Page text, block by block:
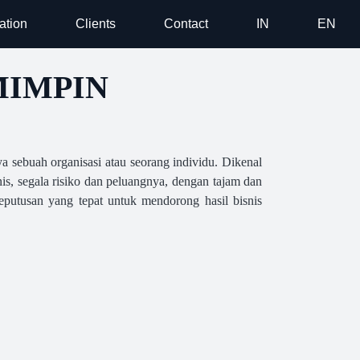
Clients Contact IN EN
sebuah organisasi atau seorang individu. Dikenal
segala risiko dan peluangnya, dengan tajam dan
yang tepat untuk mendorong hasil bisnis